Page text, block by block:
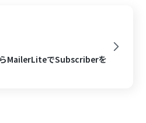
MailerLiteでSubscriberを